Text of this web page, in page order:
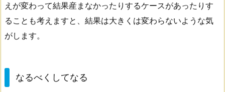
えが変わって結果産まなかったりするケースがあったりす
ることも考えますと、結果は大きくは変わらないような気
がします。
なるべくしてなる